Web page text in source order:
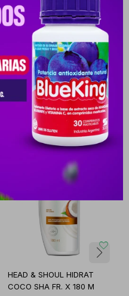
interesar
HEAD & SHOUL HIDRAT
COCO SHA FR. X 180 M